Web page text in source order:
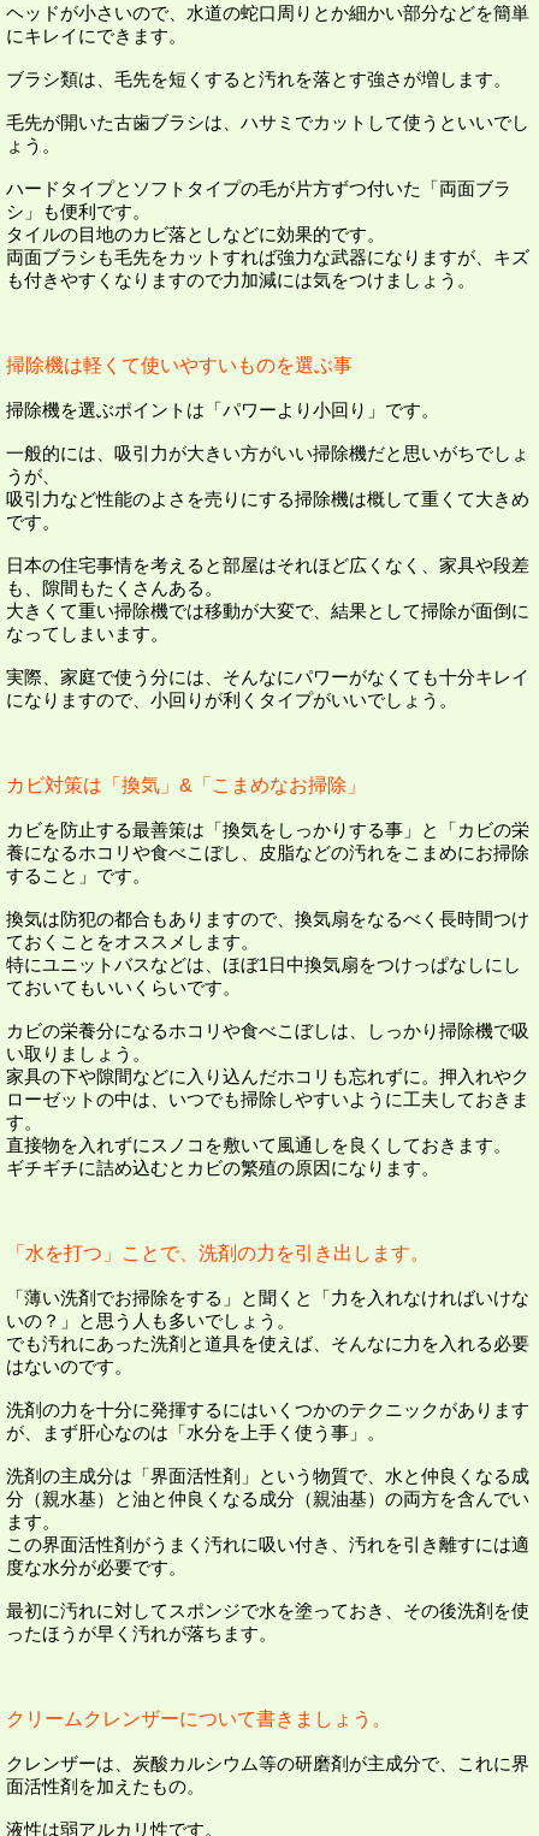
ヘッドが小さいので、水道の蛇口周りとか細かい部分などを簡単
にキレイにできます。
ブラシ類は、毛先を短くすると汚れを落とす強さが増します。
毛先が開いた古歯ブラシは、ハサミでカットして使うといいでし
ょう。
ハードタイプとソフトタイプの毛が片方ずつ付いた「両面ブラ
シ」も便利です。
タイルの目地のカビ落としなどに効果的です。
両面ブラシも毛先をカットすれば強力な武器になりますが、キズ
も付きやすくなりますので力加減には気をつけましょう。
掃除機は軽くて使いやすいものを選ぶ事
掃除機を選ぶポイントは「パワーより小回り」です。
一般的には、吸引力が大きい方がいい掃除機だと思いがちでしょ
うが、
吸引力など性能のよさを売りにする掃除機は概して重くて大きめ
です。
日本の住宅事情を考えると部屋はそれほど広くなく、家具や段差
も、隙間もたくさんある。
大きくて重い掃除機では移動が大変で、結果として掃除が面倒に
なってしまいます。
実際、家庭で使う分には、そんなにパワーがなくても十分キレイ
になりますので、小回りが利くタイプがいいでしょう。
カビ対策は「換気」&「こまめなお掃除」
カビを防止する最善策は「換気をしっかりする事」と「カビの栄
養になるホコリや食べこぼし、皮脂などの汚れをこまめにお掃除
すること」です。
換気は防犯の都合もありますので、換気扇をなるべく長時間つけ
ておくことをオススメします。
特にユニットバスなどは、ほぼ1日中換気扇をつけっぱなしにし
ておいてもいいくらいです。
カビの栄養分になるホコリや食べこぼしは、しっかり掃除機で吸
い取りましょう。
家具の下や隙間などに入り込んだホコリも忘れずに。押入れやク
ローゼットの中は、いつでも掃除しやすいように工夫しておきま
す。
直接物を入れずにスノコを敷いて風通しを良くしておきます。
ギチギチに詰め込むとカビの繁殖の原因になります。
「水を打つ」ことで、洗剤の力を引き出します。
「薄い洗剤でお掃除をする」と聞くと「力を入れなければいけな
いの？」と思う人も多いでしょう。
でも汚れにあった洗剤と道具を使えば、そんなに力を入れる必要
はないのです。
洗剤の力を十分に発揮するにはいくつかのテクニックがあります
が、まず肝心なのは「水分を上手く使う事」。
洗剤の主成分は「界面活性剤」という物質で、水と仲良くなる成
分（親水基）と油と仲良くなる成分（親油基）の両方を含んでい
ます。
この界面活性剤がうまく汚れに吸い付き、汚れを引き離すには適
度な水分が必要です。
最初に汚れに対してスポンジで水を塗っておき、その後洗剤を使
ったほうが早く汚れが落ちます。
クリームクレンザーについて書きましょう。
クレンザーは、炭酸カルシウム等の研磨剤が主成分で、これに界
面活性剤を加えたもの。
液性は弱アルカリ性です。